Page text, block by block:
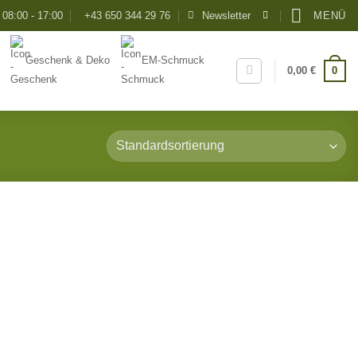
08:00 - 17:00 +43 650 344 29 76 Newsletter MENÜ
Geschenk & Deko EM-Schmuck
0,00 € 0